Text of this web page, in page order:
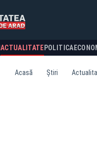
ACTUALITATE POLITICA
Acasă Știri